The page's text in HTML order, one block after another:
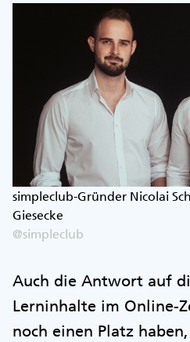
simpleclub-Gründer Nicolai
Giesecke
@simpleclub
Auch die Antwort auf
Lerninhalte im Online-
noch einen Platz